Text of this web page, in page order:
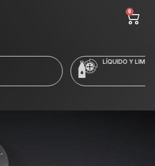
0
LÍQUIDO Y LIMPIADORES